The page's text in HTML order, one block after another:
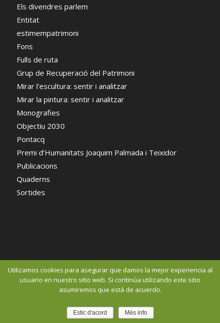
Els divendres parlem
Entitat
estimempatrimoni
Fons
Fulls de ruta
Grup de Recuperació del Patrimoni
Mirar l'escultura: sentir i analitzar
Mirar la pintura: sentir i analitzar
Monografies
Objectiu 2030
Pontacq
Premi d’Humanitats Joaquim Palmada i Teixidor
Publicacions
Quaderns
Sortides
Creative Corner
Utilizamos cookies para asegurar que damos la mejor experiencia al
usuario en nuestro sitio web. Si continúa utilizando este sitio
asumiremos que está de acuerdo.
Estic d'acord Més info